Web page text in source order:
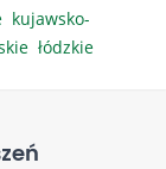
kujawsko-
łódzkie